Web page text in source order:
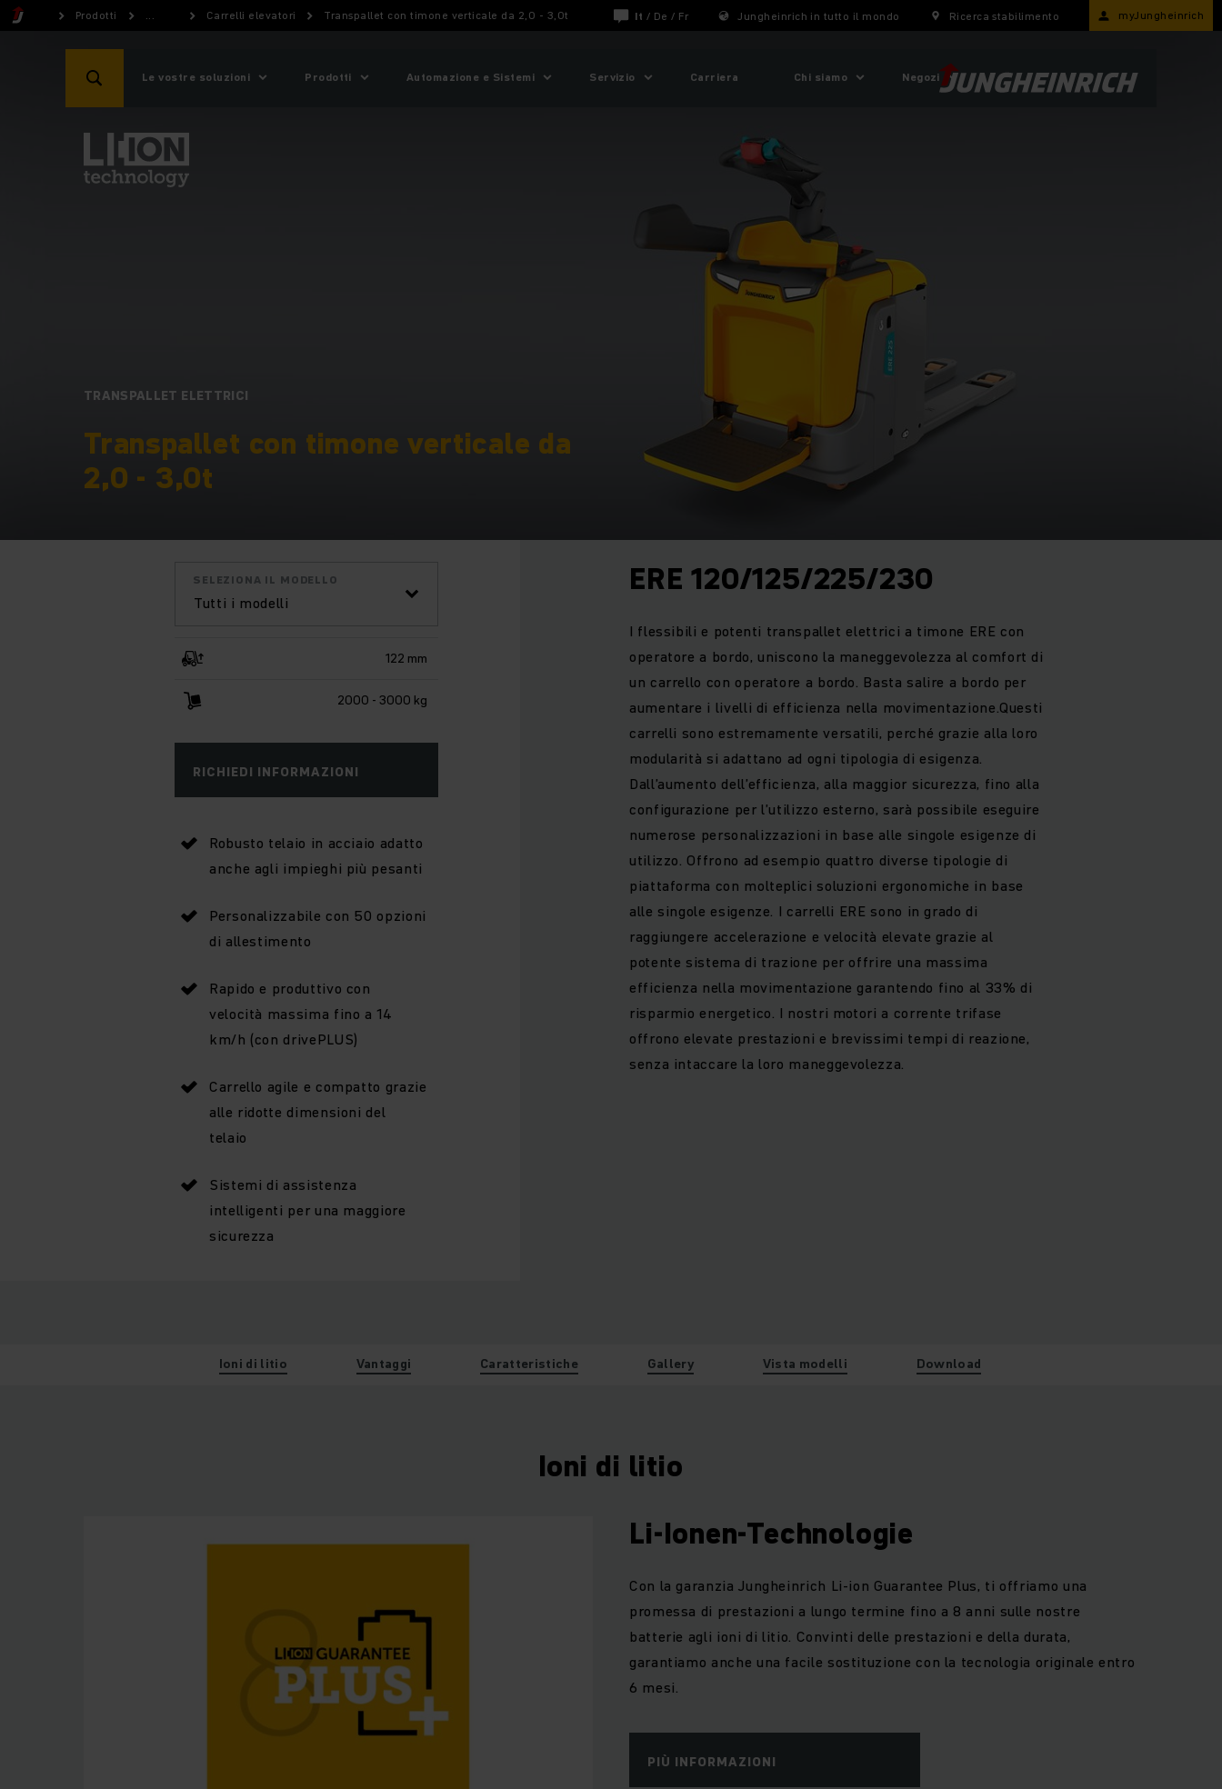
Prodotti ... Carrelli elevatori Transpallet con timone verticale da 2,0 - 3,0t It / De / Fr Jungheinrich in tutto il mondo Ricerca stabilimento myJungheinrich
Le vostre soluzioni Prodotti Automazione e Sistemi Servizio Carriera Chi siamo Negozi
TRANSPALLET ELETTRICI
Transpallet con timone verticale da
2,0 - 3,0t
Tutti i modelli
SELEZIONA IL MODELLO
122 mm
2000 - 3000 kg
RICHIEDI INFORMAZIONI
Robusto telaio in acciaio adatto
anche agli impieghi più pesanti
Personalizzabile con 50 opzioni
di allestimento
Rapido e produttivo con
velocità massima fino a 14
km/h (con drivePLUS)
Carrello agile e compatto grazie
alle ridotte dimensioni del
telaio
Sistemi di assistenza
intelligenti per una maggiore
sicurezza
ERE 120/125/225/230
I flessibili e potenti transpallet elettrici a timone ERE con
operatore a bordo, uniscono la maneggevolezza al comfort di
un carrello con operatore a bordo. Basta salire a bordo per
aumentare i livelli di efficienza nella movimentazione.Questi
carrelli sono estremamente versatili, perché grazie alla loro
modularità si adattano ad ogni tipologia di esigenza.
Dall’aumento dell’efficienza, alla maggior sicurezza, fino alla
configurazione per l’utilizzo esterno, sarà possibile eseguire
numerose personalizzazioni in base alle singole esigenze di
utilizzo. Offrono ad esempio quattro diverse tipologie di
piattaforma con molteplici soluzioni ergonomiche in base
alle singole esigenze. I carrelli ERE sono in grado di
raggiungere accelerazione e velocità elevate grazie al
potente sistema di trazione per offrire una massima
efficienza nella movimentazione garantendo fino al 33% di
risparmio energetico. I nostri motori a corrente trifase
offrono elevate prestazioni e brevissimi tempi di reazione,
senza intaccare la loro maneggevolezza.
Ioni di litio Vantaggi Caratteristiche Gallery Vista modelli Download
Ioni di litio
Li-Ionen-Technologie
Con la garanzia Jungheinrich Li-ion Guarantee Plus, ti offriamo una
promessa di prestazioni a lungo termine fino a 8 anni sulle nostre
batterie agli ioni di litio. Convinti delle prestazioni e della durata,
garantiamo anche una facile sostituzione con la tecnologia originale entro
6 mesi.
PIÙ INFORMAZIONI